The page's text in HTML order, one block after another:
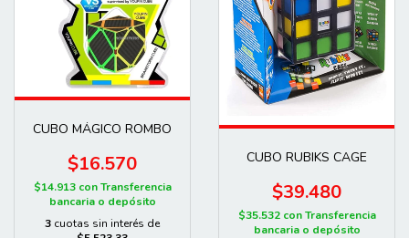
CUBO MÁGICO ROMBO
$16.570
$14.913 con Transferencia
bancaria o depósito
3 cuotas sin interés de
CUBO RUBIKS CAGE
$39.480
$35.532 con Transferencia
bancaria o depósito